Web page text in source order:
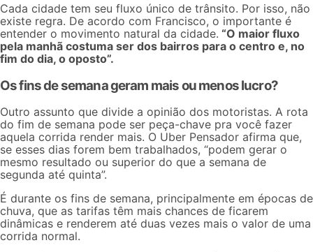
Cada cidade tem seu fluxo único de trânsito. Por isso, não
existe regra. De acordo com Francisco, o importante é
entender o movimento natural da cidade. “O maior fluxo
pela manhã costuma ser dos bairros para o centro e, no
fim do dia, o oposto”.
Os fins de semana geram mais ou menos lucro?
Outro assunto que divide a opinião dos motoristas. A rota
do fim de semana pode ser peça-chave pra você fazer
aquela corrida render mais. O Uber Pensador afirma que,
se esses dias forem bem trabalhados, “podem gerar o
mesmo resultado ou superior do que a semana de
segunda até quinta”.
É durante os fins de semana, principalmente em épocas de
chuva, que as tarifas têm mais chances de ficarem
dinâmicas e renderem até duas vezes mais o valor de uma
corrida normal.